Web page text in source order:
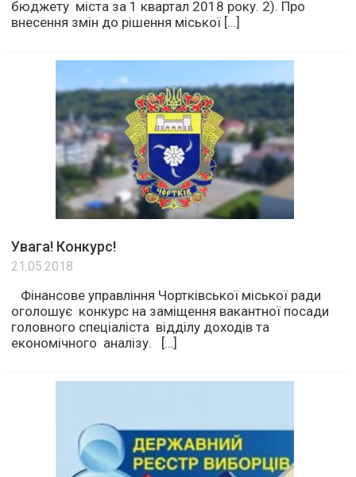
бюджету міста за 1 квартал 2018 року. 2). Про
внесення змін до рішення міської […]
Увага! Конкурс!
21.05.2018
Фінансове управління Чортківської міської ради
оголошує конкурс на заміщення вакантної посади
головного спеціаліста відділу доходів та
економічного аналізу. […]